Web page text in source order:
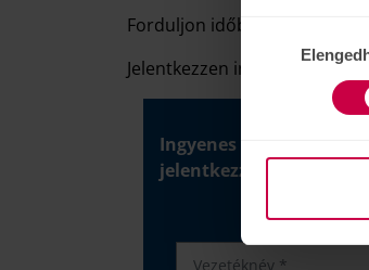
Hozzájárulás
kiválasztása
Forduljon időben
Jelentkezzen ingyenes
Ingyenes
jelentkezzen most!